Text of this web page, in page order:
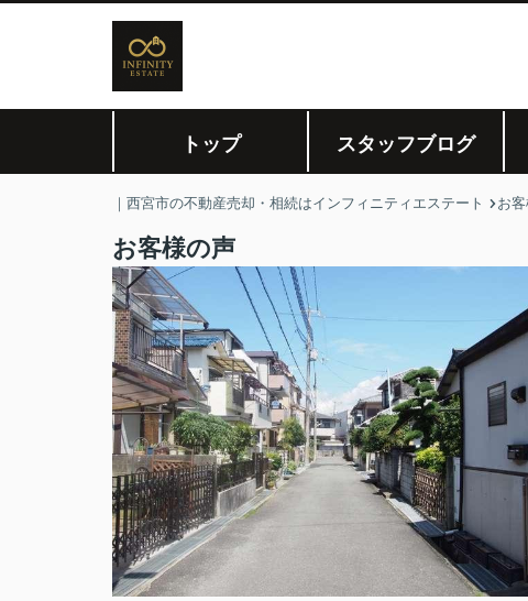
トップ スタッフブログ
｜西宮市の不動産売却・相続はインフィニティエステート お
お客様の声